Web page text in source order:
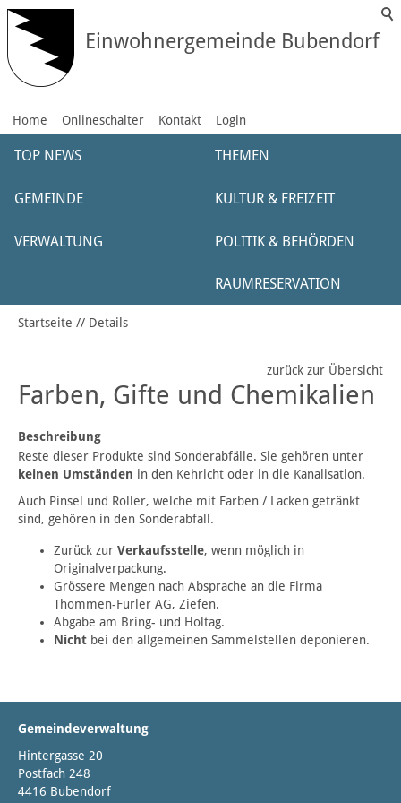
Einwohnergemeinde Bubendorf
Home Onlineschalter Kontakt Login
TOP NEWS THEMEN
GEMEINDE KULTUR & FREIZEIT
VERWALTUNG POLITIK & BEHÖRDEN
RAUMRESERVATION
Startseite Details
zurück zur Übersicht
Farben, Gifte und Chemikalien
Beschreibung
Reste dieser Produkte sind Sonderabfälle. Sie gehören unter
keinen Umständen in den Kehricht oder in die Kanalisation.
Auch Pinsel und Roller, welche mit Farben / Lacken getränkt
sind, gehören in den Sonderabfall.
Zurück zur Verkaufsstelle, wenn möglich in
Originalverpackung.
Grössere Mengen nach Absprache an die Firma
Thommen-Furler AG, Ziefen.
Abgabe am Bring- und Holtag.
Nicht bei den allgemeinen Sammelstellen deponieren.
Gemeindeverwaltung
Hintergasse 20
Postfach 248
4416 Bubendorf